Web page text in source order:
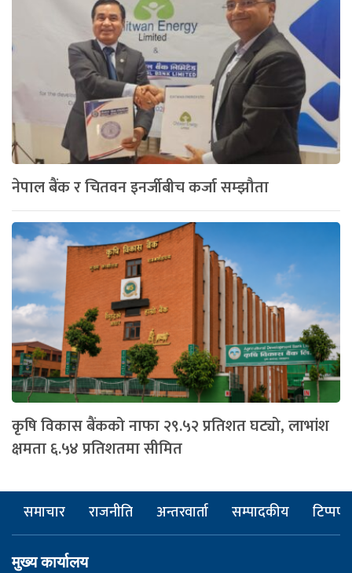
नेपाल बैंक र चितवन इनर्जीबीच कर्जा सम्झौता
कृषि विकास बैंकको नाफा २९.५२ प्रतिशत घट्यो, लाभांश
क्षमता ६.५४ प्रतिशतमा सीमित
समाचार राजनीति अन्तरवार्ता सम्पादकीय टिप्पणी
मुख्य कार्यालय